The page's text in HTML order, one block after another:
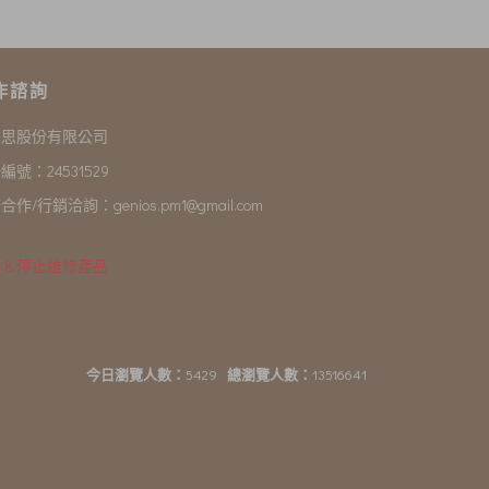
諮詢
股份有限公司
號：24531529
作/行銷洽詢：genios.pm1@gmail.com
& 停止維修產品
今日瀏覽人數： 5429 總瀏覽人數： 13516641